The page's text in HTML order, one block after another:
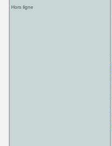
Hors ligne